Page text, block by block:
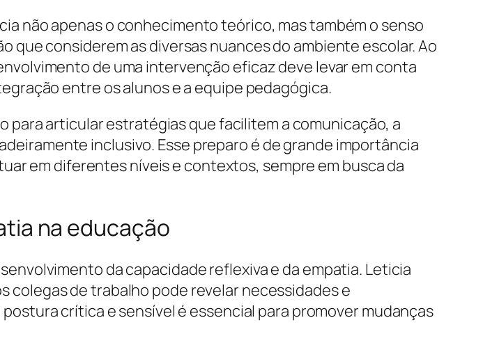
não apenas o conhecimento teórico, mas também o senso
considerem as diversas nuances do ambiente escolar. Ao
de uma intervenção eficaz deve levar em conta
entre os alunos e a equipe pedagógica.
para articular estratégias que facilitem a comunicação, a
inclusivo. Esse preparo é de grande importância
em diferentes níveis e contextos, sempre em busca da
na educação
da capacidade reflexiva e da empatia. Leticia
colegas de trabalho pode revelar necessidades e
crítica e sensível é essencial para promover mudanças